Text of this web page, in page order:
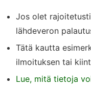
Jos olet
lähdeveron
Tätä kautta
ilmoituksen tai
Lue, mitä tietoja